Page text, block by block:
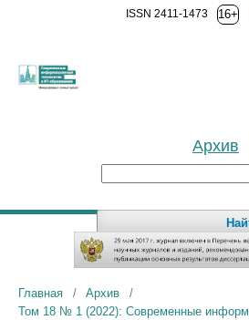
Архив
ISSN 2411-1473 16+
Главная / Архив
/
Том 18 № 1 (2022): Современные